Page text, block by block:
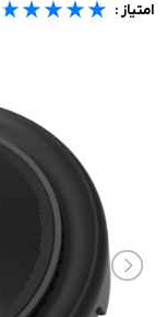
اپل واچ
لوازم جانبی
صدا و تصویر
قیمت روز
امتیاز : ★★★★★
★★★★★
★★★★★